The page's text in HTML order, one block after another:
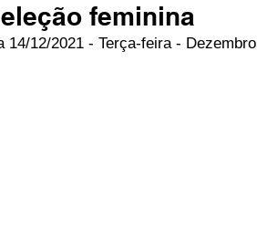
feminina
14/12/2021 - Terça-feira - Dezembro